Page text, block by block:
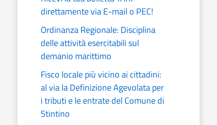
direttamente via E-mail o PEC!
Ordinanza Regionale: Disciplina
delle attività esercitabili sul
demanio marittimo
Fisco locale più vicino ai cittadini:
al via la Definizione Agevolata per
i tributi e le entrate del Comune di
Stintino